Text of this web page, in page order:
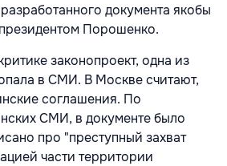
документа якобы
Порошенко.
законопроект, одна из
в СМИ. В Москве считают,
соглашения. По
СМИ, в документе было
про "преступный захват
части территории